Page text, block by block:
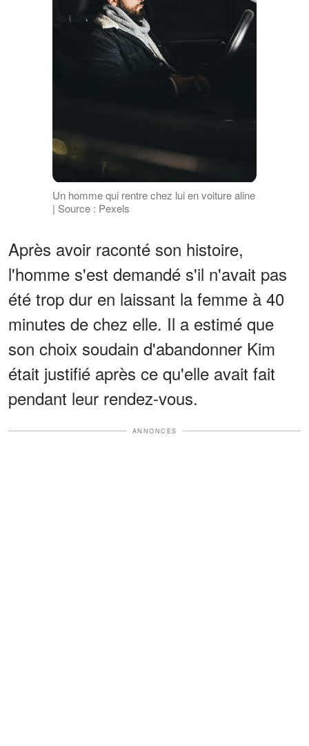
Un homme qui rentre chez lui en voiture aline
| Source : Pexels
Après avoir raconté son histoire,
l'homme s'est demandé s'il n'avait pas
été trop dur en laissant la femme à 40
minutes de chez elle. Il a estimé que
son choix soudain d'abandonner Kim
était justifié après ce qu'elle avait fait
pendant leur rendez-vous.
ANNONCES